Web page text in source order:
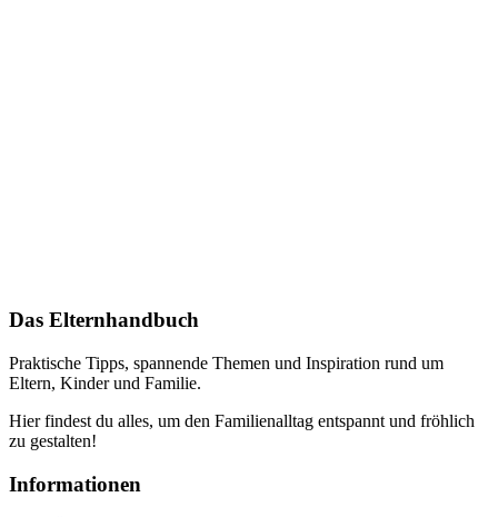
Das Elternhandbuch
Praktische Tipps, spannende Themen und Inspiration rund um
Eltern, Kinder und Familie.
Hier findest du alles, um den Familienalltag entspannt und fröhlich
zu gestalten!
Informationen